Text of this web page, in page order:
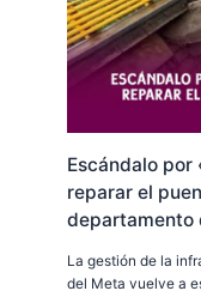
Escándalo por
reparar el
departamento
La gestión de la
del Meta vuelve a